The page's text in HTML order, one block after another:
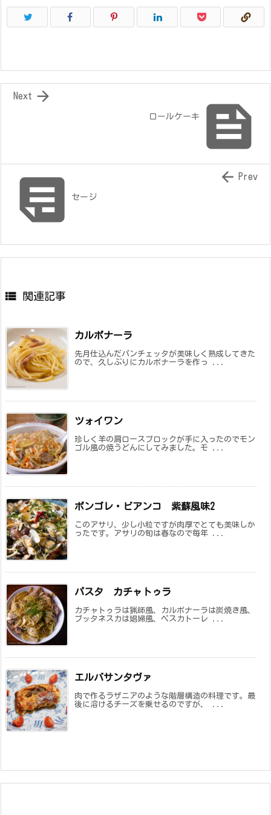

ロールケーキ

Next
セージ
 Prev
 関連記事
カルボナーラ
先月仕込んだパンチェッタが美味しく熟成してきた
ので、久しぶりにカルボナーラを作っ ...
ツォイワン
珍しく羊の肩ロースブロックが手に入ったのでモン
ゴル風の焼うどんにしてみました。モ ...
ボンゴレ・ビアンコ 紫蘇風味2
このアサリ、少し小粒ですが肉厚でとても美味しか
ったです。アサリの旬は春なので毎年 ...
パスタ カチャトゥラ
カチャトゥラは猟師風、カルボナーラは炭焼き風、
ブッタネスカは娼婦風、ペスカトーレ ...
エルバサンタヴァ
肉で作るラザニアのような階層構造の料理です。最
後に溶けるチーズを乗せるのですが、 ...